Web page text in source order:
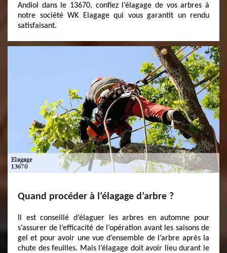
Andiol dans le 13670, confiez l’élagage de vos arbres à
notre société WK Elagage qui vous garantit un rendu
satisfaisant.
Quand procéder à l’élagage d’arbre ?
Il est conseillé d’élaguer les arbres en automne pour
s’assurer de l’efficacité de l’opération avant les saisons de
gel et pour avoir une vue d’ensemble de l’arbre après la
chute des feuilles. Mais l’élagage doit avoir lieu durant le